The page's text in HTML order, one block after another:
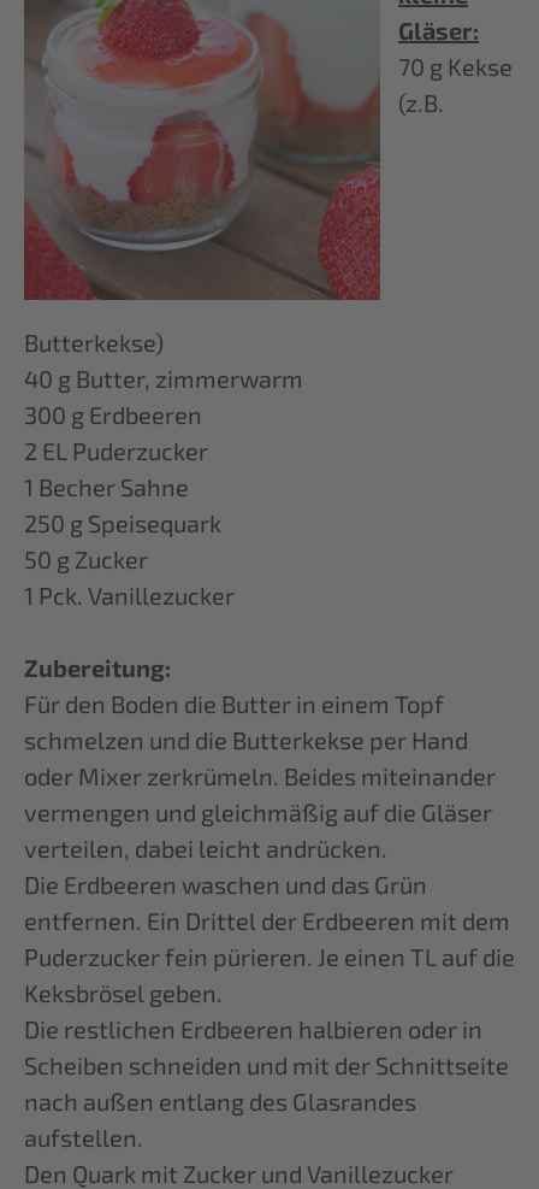
Gläser:
70 g Kekse
(z.B.
Butterkekse)
40 g Butter, zimmerwarm
300 g Erdbeeren
2 EL Puderzucker
1 Becher Sahne
250 g Speisequark
50 g Zucker
1 Pck. Vanillezucker
Zubereitung:
Für den Boden die Butter in einem Topf
schmelzen und die Butterkekse per Hand
oder Mixer zerkrümeln. Beides miteinander
vermengen und gleichmäßig auf die Gläser
verteilen, dabei leicht andrücken.
Die Erdbeeren waschen und das Grün
entfernen. Ein Drittel der Erdbeeren mit dem
Puderzucker fein pürieren. Je einen TL auf die
Keksbrösel geben.
Die restlichen Erdbeeren halbieren oder in
Scheiben schneiden und mit der Schnittseite
nach außen entlang des Glasrandes
aufstellen.
Den Quark mit Zucker und Vanillezucker